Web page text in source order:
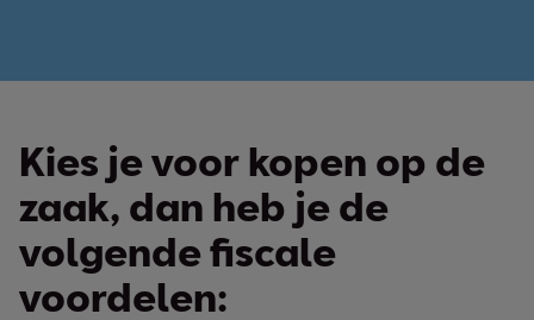
Kies je voor kopen op de
zaak, dan heb je de
volgende fiscale
voordelen: